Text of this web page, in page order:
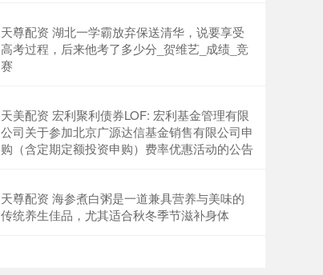
天尊配资 湖北一学霸放弃保送清华，说要享受
高考过程，后来他考了多少分_贺维艺_成绩_竞
赛
天美配资 宏利聚利债券LOF: 宏利基金管理有限
公司关于参加北京广源达信基金销售有限公司申
购（含定期定额投资申购）费率优惠活动的公告
天尊配资 海参煮白粥是一道兼具营养与美味的
传统养生佳品，尤其适合秋冬季节滋补身体